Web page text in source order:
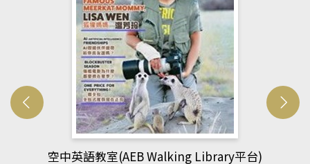
網管人(kono平台)